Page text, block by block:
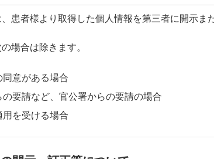
患者様より取得した個人情報を第三者に開示ま
場合は除きます。
同意がある場合
の要請など、官公署からの要請の場合
用を受ける場合